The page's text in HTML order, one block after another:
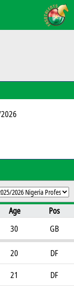
Age
Pos
30 GB
20
DF
21
DF